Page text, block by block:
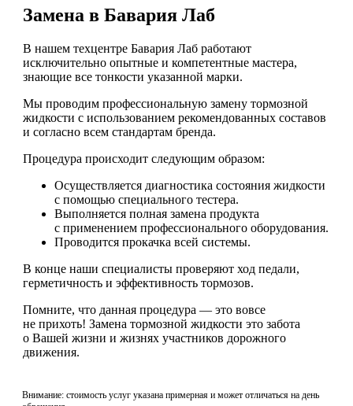
Замена в Бавария Лаб
В нашем техцентре Бавария Лаб работают
исключительно опытные и компетентные мастера,
знающие все тонкости указанной марки.
Мы проводим профессиональную замену тормозной
жидкости с использованием рекомендованных составов
и согласно всем стандартам бренда.
Процедура происходит следующим образом:
Осуществляется диагностика состояния жидкости
с помощью специального тестера.
Выполняется полная замена продукта
с применением профессионального оборудования.
Проводится прокачка всей системы.
В конце наши специалисты проверяют ход педали,
герметичность и эффективность тормозов.
Помните, что данная процедура — это вовсе
не прихоть! Замена тормозной жидкости это забота
о Вашей жизни и жизнях участников дорожного
движения.
Внимание: стоимость услуг указана примерная и может отличаться на день